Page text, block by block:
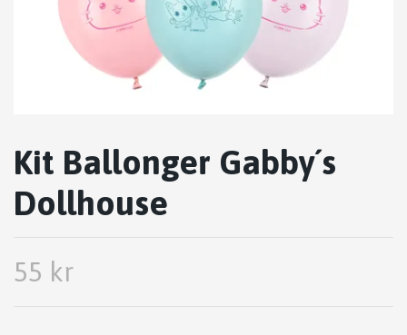
Kit Ballonger Gabby´s
Dollhouse
55 kr